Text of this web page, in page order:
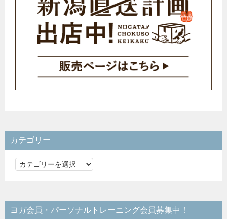
カテゴリー
カ
リ
ー
ヨガ会員・パーソナルトレーニング会員募集中！